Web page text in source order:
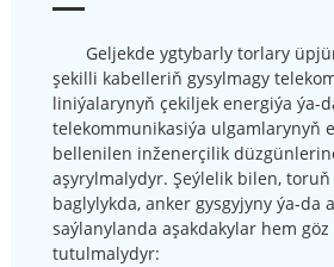
Geljekde ygtybarly torlary
şekilli kabelleriň gysylmagy
liniýalarynyň çekiljek energiýa ýa-
telekommunikasiýa ulgamlarynyň
bellenilen inženerçilik
aşyrylmalydyr. Şeýlelik bilen,
baglylykda, anker gysgyjyny ýa-da
saýlanylanda aşakdakylar hem
tutulmalydyr: